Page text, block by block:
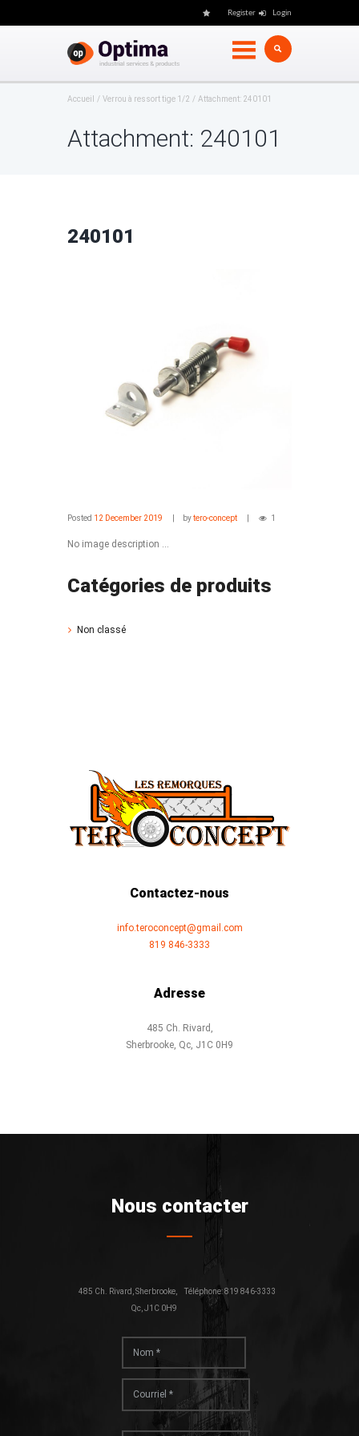
Register Login
Accueil Verrou à ressort tige 1/2 Attachment: 240101
Attachment: 240101
240101
Posted 12 December 2019 bytero-concept 1
No image description ...
Catégories de produits
Non classé
Contactez-nous
info.teroconcept@gmail.com
819 846-3333
Adresse
485 Ch. Rivard,
Sherbrooke, Qc, J1C 0H9
Nous contacter
Téléphone: 819 846-3333
485 Ch. Rivard, Sherbrooke,
Qc, J1C 0H9